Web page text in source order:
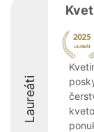
Laureáti